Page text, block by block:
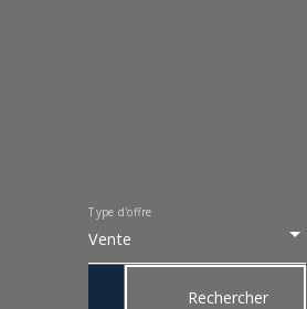
Vente
Type d'offre
Rechercher